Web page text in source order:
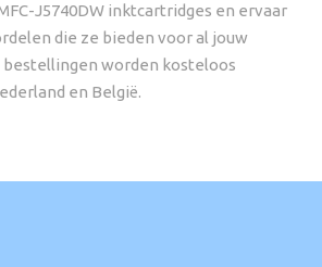
J5740DW inktcartridges en ervaar
die ze bieden voor al jouw
worden kosteloos
en België.